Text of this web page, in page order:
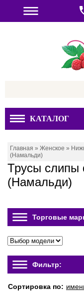
КАТАЛОГ
Главная » Женское »
(Намальди)
Трусы слипы
(Намальди)
Торговые
Фильтр:
Сортировка по: